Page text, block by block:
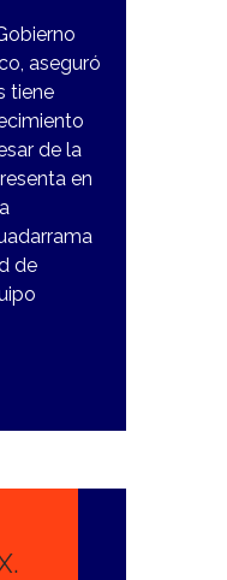
aseguró
tiene
de la
en
de